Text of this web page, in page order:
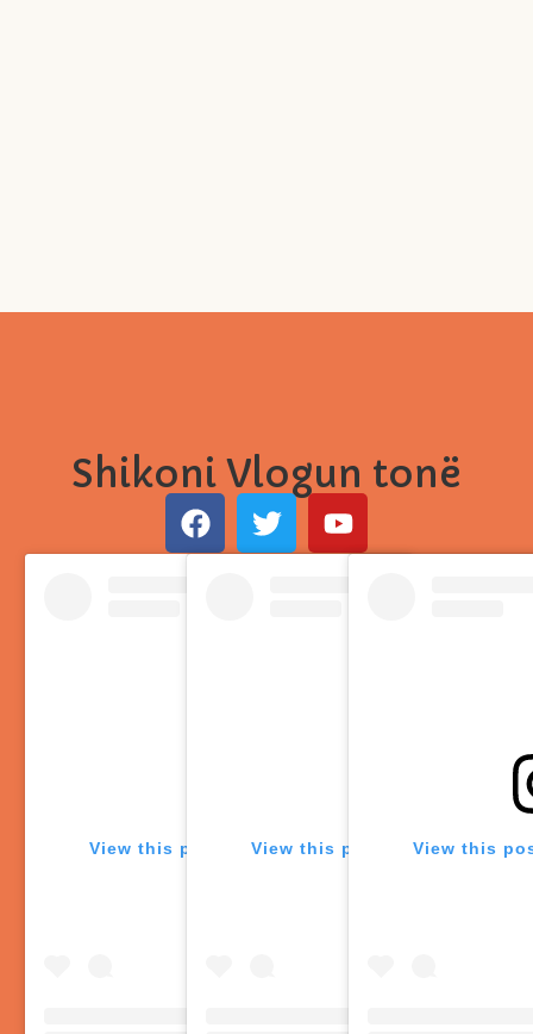
Shikoni Vlogun tonë
View this post on InstagramView this post on Instagram
View this